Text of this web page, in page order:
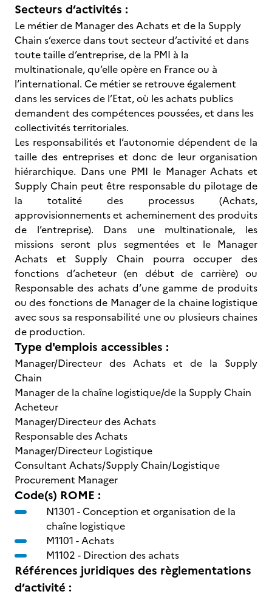
Secteurs d’activités :
Le métier de Manager des Achats et de la Supply
Chain s’exerce dans tout secteur d’activité et dans
toute taille d’entreprise, de la PMI à la
multinationale, qu’elle opère en France ou à
l’international. Ce métier se retrouve également
dans les services de l’Etat, où les achats publics
demandent des compétences poussées, et dans les
collectivités territoriales.
Les responsabilités et l’autonomie dépendent de la
taille des entreprises et donc de leur organisation
hiérarchique. Dans une PMI le Manager Achats et
Supply Chain peut être responsable du pilotage de
la totalité des processus (Achats,
approvisionnements et acheminement des produits
de l’entreprise). Dans une multinationale, les
missions seront plus segmentées et le Manager
Achats et Supply Chain pourra occuper des
fonctions d’acheteur (en début de carrière) ou
Responsable des achats d’une gamme de produits
ou des fonctions de Manager de la chaine logistique
avec sous sa responsabilité une ou plusieurs chaines
de production.
Type d'emplois accessibles :
Manager/Directeur des Achats et de la Supply
Chain
Manager de la chaîne logistique/de la Supply Chain
Acheteur
Manager/Directeur des Achats
Responsable des Achats
Manager/Directeur Logistique
Consultant Achats/Supply Chain/Logistique
Procurement Manager
Code(s) ROME :
N1301 -Conception et organisation de la
chaîne logistique
M1101 -Achats
M1102 - Direction des achats
Références juridiques des règlementations
d’activité :